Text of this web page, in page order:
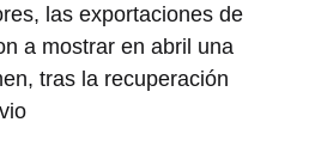
las exportaciones de
a mostrar en abril una
tras la recuperación